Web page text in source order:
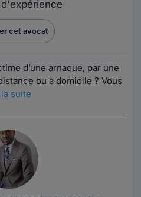
cet avocat
d’une arnaque, par une
ou à domicile ? Vous
suite